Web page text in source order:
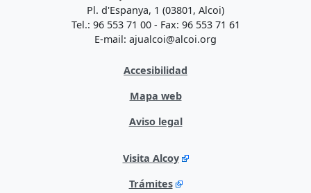
Pl. d'Espanya, 1 (03801, Alcoi)
Tel.: 96 553 71 00 - Fax: 96 553 71 61
E-mail: ajualcoi@alcoi.org
Accesibilidad
Mapa web
Aviso legal
Visita Alcoy
Trámites